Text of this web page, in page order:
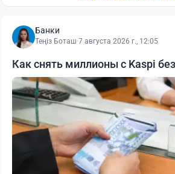
Банки
Теңіз Боташ·7 августа 2026 г., 12:05
Как снять миллионы с Kaspi